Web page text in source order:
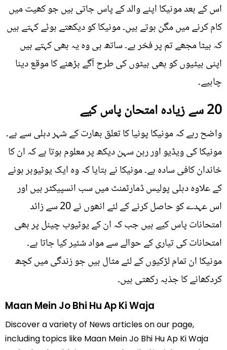
اس کے بعد مونیکا اپنے والد کے پاس جاتی ہیں جو کھیت میں
کام کرنے میں مگن ہوتے ہیں۔ مونیکا کو دیکھتے ہوئے کہتے ہیں
کہ بیٹا مجھے تم پر فخر ہے۔ ساتھ ہی وہ یہ بھی کہتے ہیں
اپنی بیٹیوں کو بھی بیٹوں کی طرح آگے بڑھنے کا موقع دینا
چاہیے۔
20 سے زیادہ امتحان پاس کیے
واضح رہے کہ مونیکا پونیا کا تعلق بھارت کے شہر دہلی سے ہے۔
مونیکا کی ویڈیو اور رہن سہن دیکھ پر معلوم ہوتا ہے کہ ان کا
خاندان کافی سادہ ہے۔ مونیکا نے بتایا کہ وہ ایک یوٹیوبر ہونے
کے علاوہ دہلی پولیس ڈمارٹمنٹ میں سب انسپیکٹر ہیں اور
اس عہدے کو حاصل کرنے کے لئے انھوں نے 20 سے زائد
امتحانات پاس کیے ہیں جب کہ ان کے یوٹیوب چینل پر بھی
امتحانات کی تیاری کے حوالے سے مواد شئیر کیا جاتا ہے۔
مونیکا ان تمام لڑکیوں کے لئے مثال ہیں جو زندگی میں کچھ
کردکھانے کا جذبہ رکھتی ہیں۔
Maan Mein Jo Bhi Hu Ap Ki Waja
Discover a variety of News articles on our page,
including topics like Maan Mein Jo Bhi Hu Ap Ki Waja